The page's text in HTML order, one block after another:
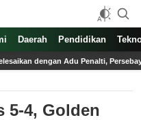
Daerah Pendidikan
Persebaya Raih Juara Piala
5-4, Golden